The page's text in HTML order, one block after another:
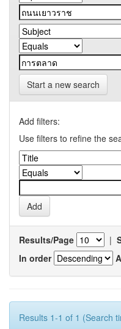
Start a new search
Add filters:
Use filters to refine the
Results/Page |
In order
Results 1-1 of 1 (Search